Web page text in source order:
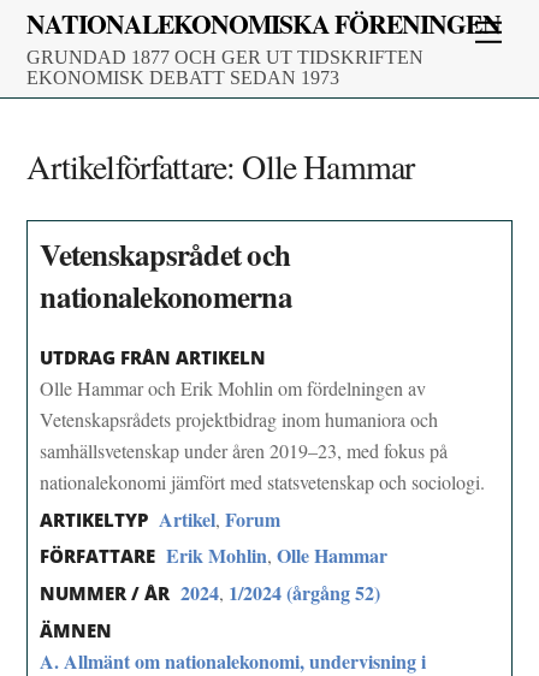
Skip
content
NATIONALEKONOMISKA FÖRENINGEN
GRUNDAD 1877 OCH GER UT TIDSKRIFTEN
EKONOMISK DEBATT SEDAN 1973
Artikelförfattare: Olle Hammar
Vetenskapsrådet och
nationalekonomerna
UTDRAG FRÅN ARTIKELN
Olle Hammar och Erik Mohlin om fördelningen av
Vetenskapsrådets projektbidrag inom humaniora och
samhällsvetenskap under åren 2019–23, med fokus på
nationalekonomi jämfört med statsvetenskap och sociologi.
ARTIKELTYP Artikel,Forum
FÖRFATTARE Erik Mohlin,Olle Hammar
NUMMER / ÅR 2024, 1/2024 (årgång 52)
ÄMNEN
A. Allmänt om nationalekonomi, undervisning i